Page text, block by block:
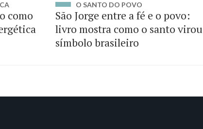
como
O SANTO DO POVO
São Jorge entre a fé e o povo:
livro mostra como o santo virou
símbolo brasileiro